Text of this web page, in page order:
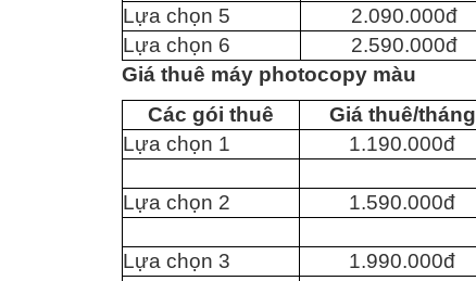
Lựa chọn 5
2.090.000đ
Lựa chọn 6
2.590.000đ
Giá thuê máy photocopy màu
Các gói thuê
Giá thuê/tháng
Lựa chọn 1
1.190.000đ
Lựa chọn 2
1.590.000đ
Lựa chọn 3
1.990.000đ